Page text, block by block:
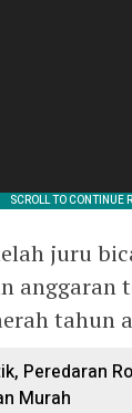
juru
anggaran
tahun
Peredaran
Murah